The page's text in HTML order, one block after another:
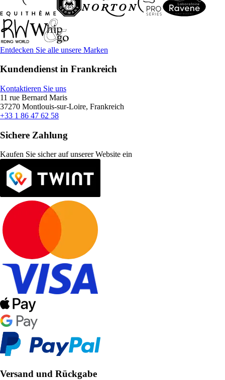
Entdecken Sie alle unsere Marken
Kundendienst in Frankreich
Kontaktieren Sie uns
11 rue Bernard Maris
37270 Montlouis-sur-Loire, Frankreich
+33 1 86 47 62 58
Sichere Zahlung
Kaufen Sie sicher auf unserer Website ein
Versand und Rückgabe